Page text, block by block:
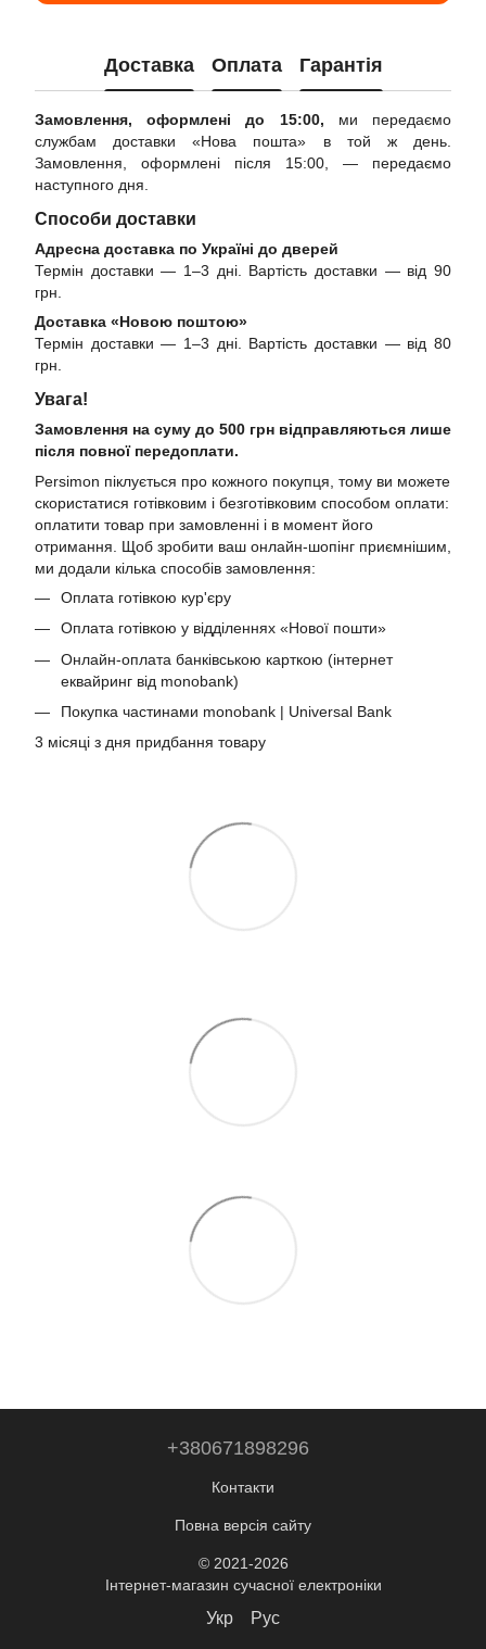
Доставка Оплата Гарантія
Замовлення, оформлені до 15:00, ми передаємо
службам доставки «Нова пошта» в той ж день.
Замовлення, оформлені після 15:00, — передаємо
наступного дня.
Способи доставки
Адресна доставка по Україні до дверей
Термін доставки — 1–3 дні. Вартість доставки — від 90
грн.
Доставка «Новою поштою»
Термін доставки — 1–3 дні. Вартість доставки — від 80
грн.
Увага!
Замовлення на суму до 500 грн відправляються лише
після повної передоплати.
Persimon піклується про кожного покупця, тому ви можете
скористатися готівковим і безготівковим способом оплати:
оплатити товар при замовленні і в момент його
отримання. Щоб зробити ваш онлайн-шопінг приємнішим,
ми додали кілька способів замовлення:
Оплата готівкою кур'єру
Оплата готівкою у відділеннях «Нової пошти»
Онлайн-оплата банківською карткою (інтернет
еквайринг від monobank)
Покупка частинами monobank | Universal Bank
3 місяці з дня придбання товару
+380671898296
Контакти
Повна версія сайту
© 2021-2026
Інтернет-магазин сучасної електроніки
Укр Рус